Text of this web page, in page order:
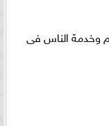
وخدمة الناس فى